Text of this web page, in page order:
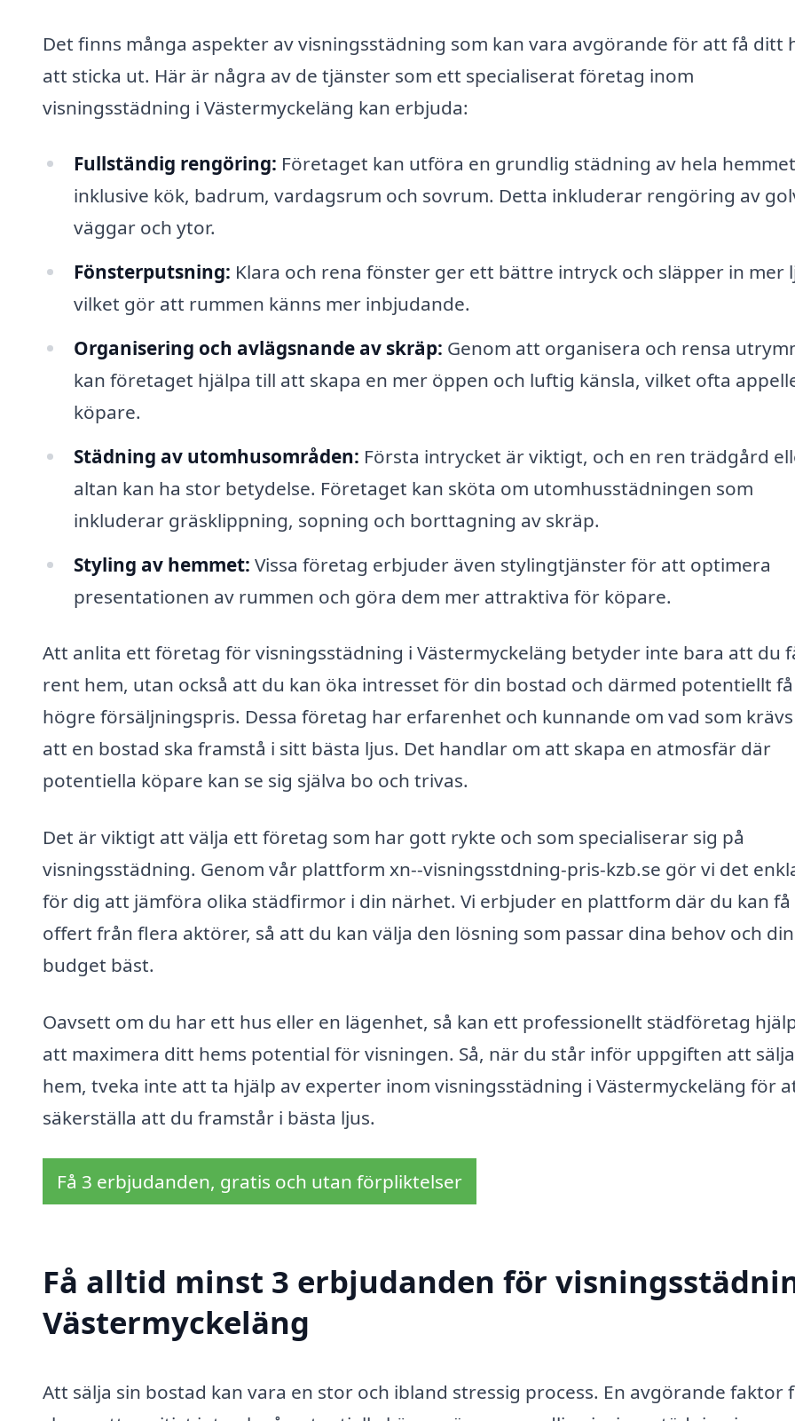
Det finns många aspekter av visningsstädning som kan vara avgörande för att få ditt
att sticka ut. Här är några av de tjänster som ett specialiserat företag inom
visningsstädning i Västermyckeläng kan erbjuda:
Fullständig rengöring: Företaget kan utföra en grundlig städning av hela
inklusive kök, badrum, vardagsrum och sovrum. Detta inkluderar rengöring av
väggar och ytor.
Fönsterputsning: Klara och rena fönster ger ett bättre intryck och släpper in mer
vilket gör att rummen känns mer inbjudande.
Organisering och avlägsnande av skräp: Genom att organisera och rensa
kan företaget hjälpa till att skapa en mer öppen och luftig känsla, vilket ofta
köpare.
Städning av utomhusområden: Första intrycket är viktigt, och en ren trädgård
altan kan ha stor betydelse. Företaget kan sköta om utomhusstädningen som
inkluderar gräsklippning, sopning och borttagning av skräp.
Styling av hemmet: Vissa företag erbjuder även stylingtjänster för att optimera
presentationen av rummen och göra dem mer attraktiva för köpare.
Att anlita ett företag för visningsstädning i Västermyckeläng betyder inte bara att du
rent hem, utan också att du kan öka intresset för din bostad och därmed potentiellt
högre försäljningspris. Dessa företag har erfarenhet och kunnande om vad som
att en bostad ska framstå i sitt bästa ljus. Det handlar om att skapa en atmosfär där
potentiella köpare kan se sig själva bo och trivas.
Det är viktigt att välja ett företag som har gott rykte och som specialiserar sig på
visningsstädning. Genom vår plattform xn--visningsstdning-pris-kzb.se gör vi det
för dig att jämföra olika städfirmor i din närhet. Vi erbjuder en plattform där du kan få
offert från flera aktörer, så att du kan välja den lösning som passar dina behov och din
budget bäst.
Oavsett om du har ett hus eller en lägenhet, så kan ett professionellt städföretag
att maximera ditt hems potential för visningen. Så, när du står inför uppgiften att
hem, tveka inte att ta hjälp av experter inom visningsstädning i Västermyckeläng för
säkerställa att du framstår i bästa ljus.
Få 3 erbjudanden, gratis och utan förpliktelser
Få alltid minst 3 erbjudanden för
Västermyckeläng
Att sälja sin bostad kan vara en stor och ibland stressig process. En avgörande faktor